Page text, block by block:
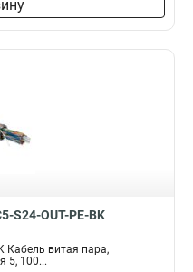
S24-OUT-PE-BK
Кабель витая пара,
5, 100...